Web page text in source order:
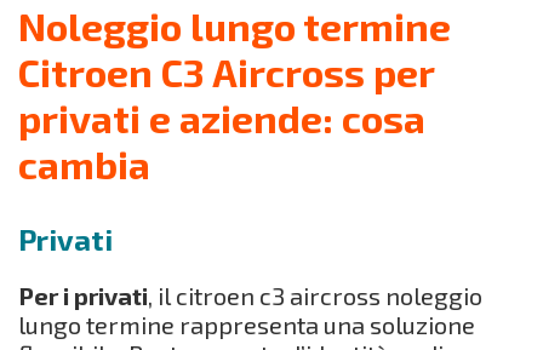
Noleggio lungo termine
Citroen C3 Aircross per
privati e aziende: cosa
cambia
Privati
Per i privati, il citroen c3 aircross noleggio
lungo termine rappresenta una soluzione